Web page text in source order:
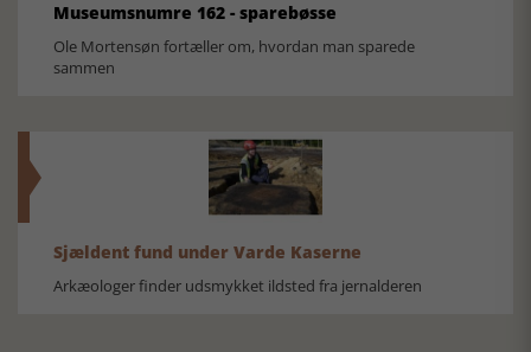
Museumsnumre 162 - sparebøsse
Ole Mortensøn fortæller om, hvordan man sparede
sammen
Sjældent fund under Varde Kaserne
Arkæologer finder udsmykket ildsted fra jernalderen